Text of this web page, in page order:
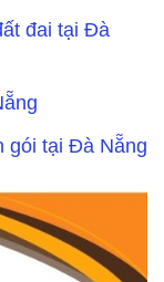
đai tại Đà
gói tại Đà Nẵng